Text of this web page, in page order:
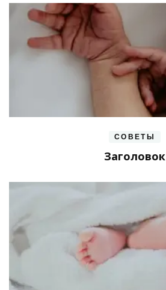
СОВЕТЫ
Заголовок